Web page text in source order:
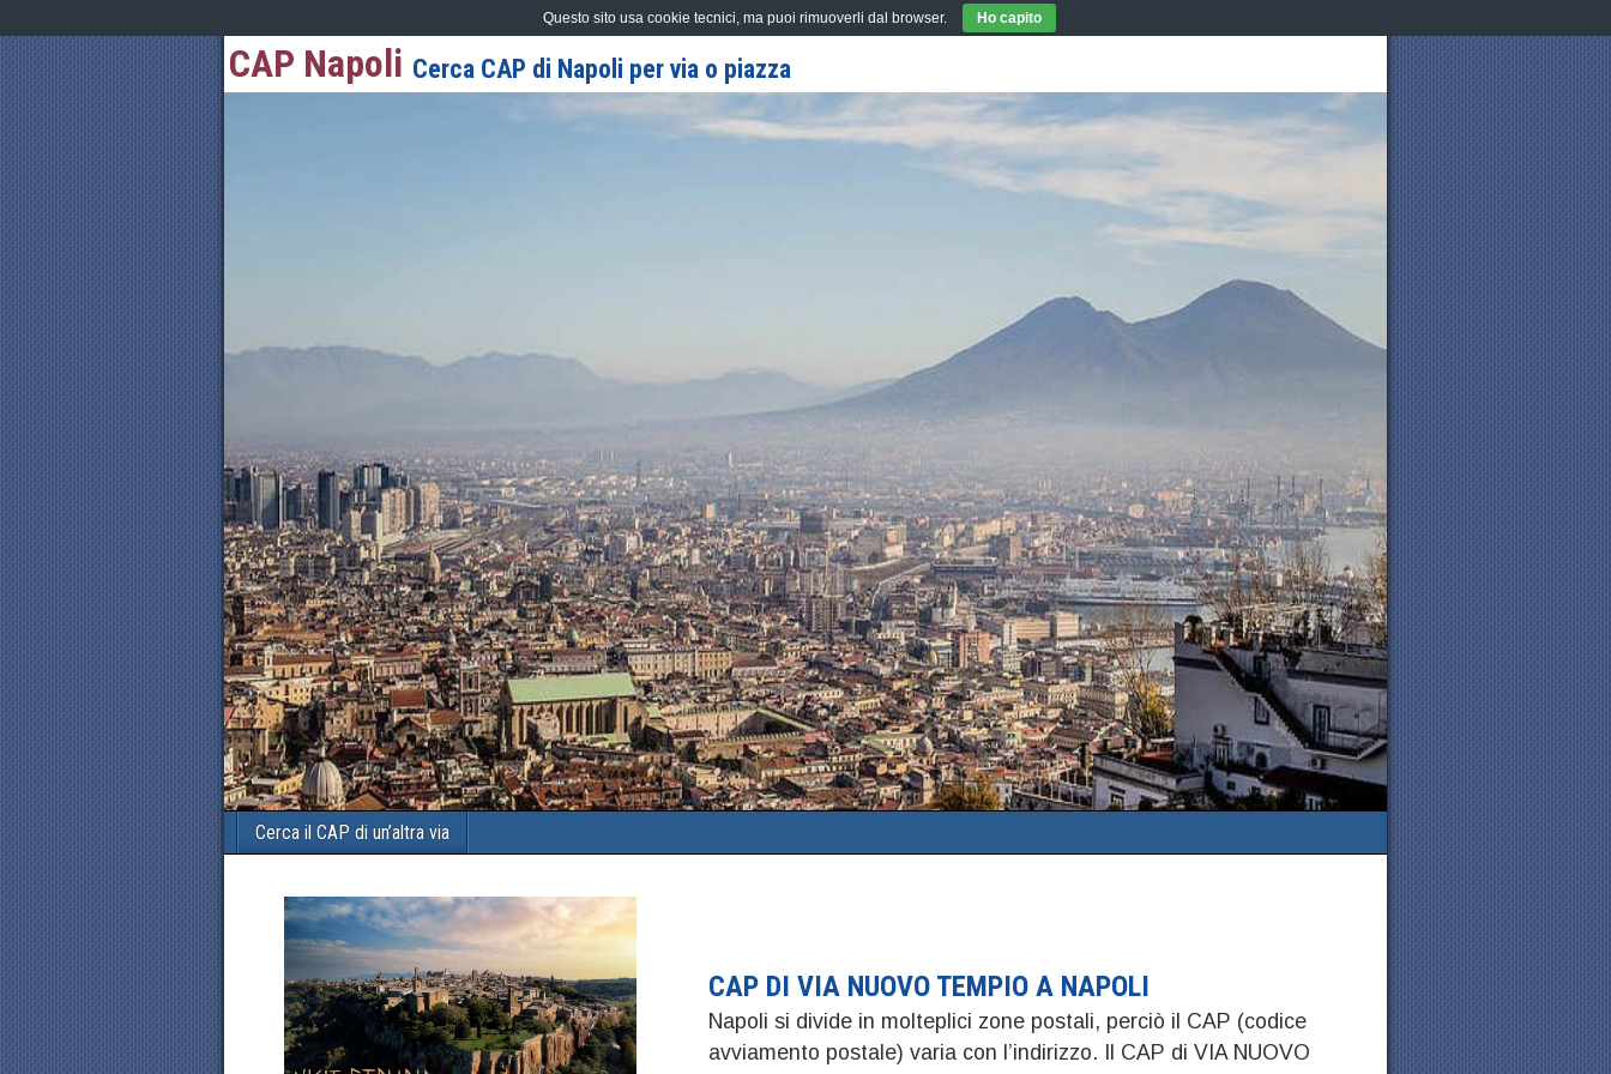
CAP Napoli Cerca CAP di Napoli per via o piazza
Cerca il CAP di un’altra via
CAP DI VIA NUOVO TEMPIO A NAPOLI
Napoli si divide in molteplici zone postali, perciò il CAP (codice
avviamento postale) varia con l’indirizzo. Il CAP di VIA NUOVO
Questo sito usa cookie tecnici, ma puoi rimuoverli dal browser. Ho capito